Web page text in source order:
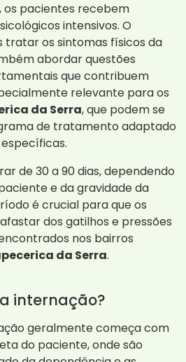
os pacientes recebem
intensivos. O
tratar os sintomas físicos da
abordar questões
que contribuem
relevante para os
da Serra, que podem se
de tratamento adaptado
de 30 a 90 dias, dependendo
e da gravidade da
é crucial para que os
dos gatilhos e pressões
nos bairros
da Serra.
internação?
geralmente começa com
do paciente, onde são